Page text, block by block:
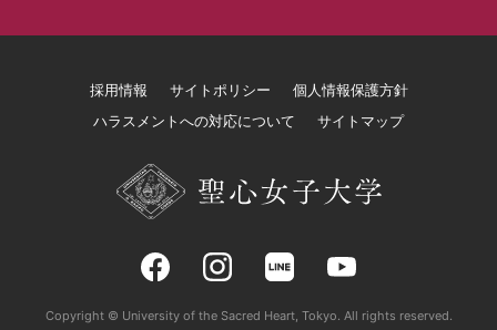
採用情報 サイトポリシー
個人情報保護方針
ハラスメントへの対応について
サイトマップ
Copyright © University of the Sacred Heart, Tokyo. All rights reserved.